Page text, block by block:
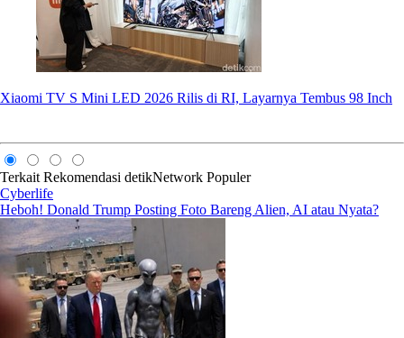
Xiaomi TV S Mini LED 2026 Rilis di RI, Layarnya Tembus 98 Inch
Terkait Rekomendasi detikNetwork Populer
Cyberlife
Heboh! Donald Trump Posting Foto Bareng Alien, AI atau Nyata?